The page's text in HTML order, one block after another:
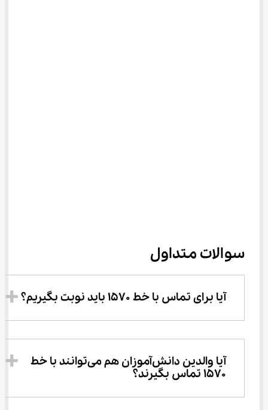
سوالات متداول
آیا برای تماس با خط 1570 باید نوبت بگیریم؟
آیا والدین دانش‌آموزان هم می‌توانند با خط
1570 تماس بگیرند؟